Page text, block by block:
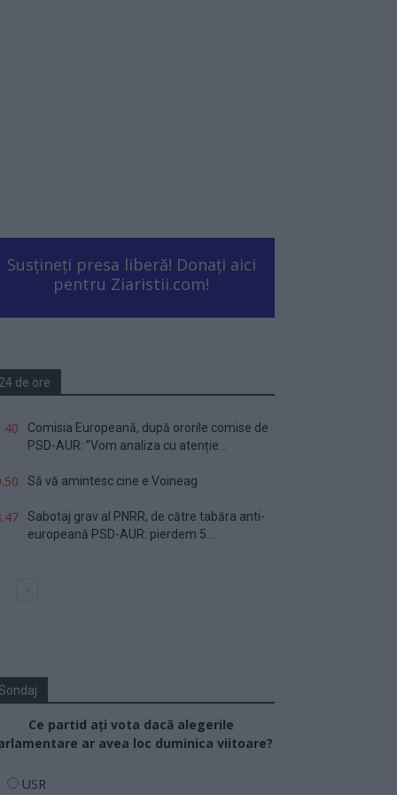
Susțineți presa liberă! Donați aici
pentru Ziaristii.com!
24 de ore
Comisia Europeană, după ororile comise de
PSD-AUR: ”Vom analiza cu atenție...
Să vă amintesc cine e Voineag
Sabotaj grav al PNRR, de către tabăra anti-
europeană PSD-AUR: pierdem 5...
Ce partid ați vota dacă alegerile
ar avea loc duminica viitoare?
USR